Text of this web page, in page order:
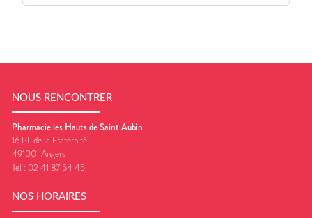
NOUS RENCONTRER
Pharmacie les Hauts de Saint Aubin
16 Pl. de la Fraternité
49100 Angers
Tel : 02 41 87 54 45
NOS HORAIRES